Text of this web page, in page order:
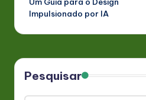
Impulsionado por IA
Pesquisar